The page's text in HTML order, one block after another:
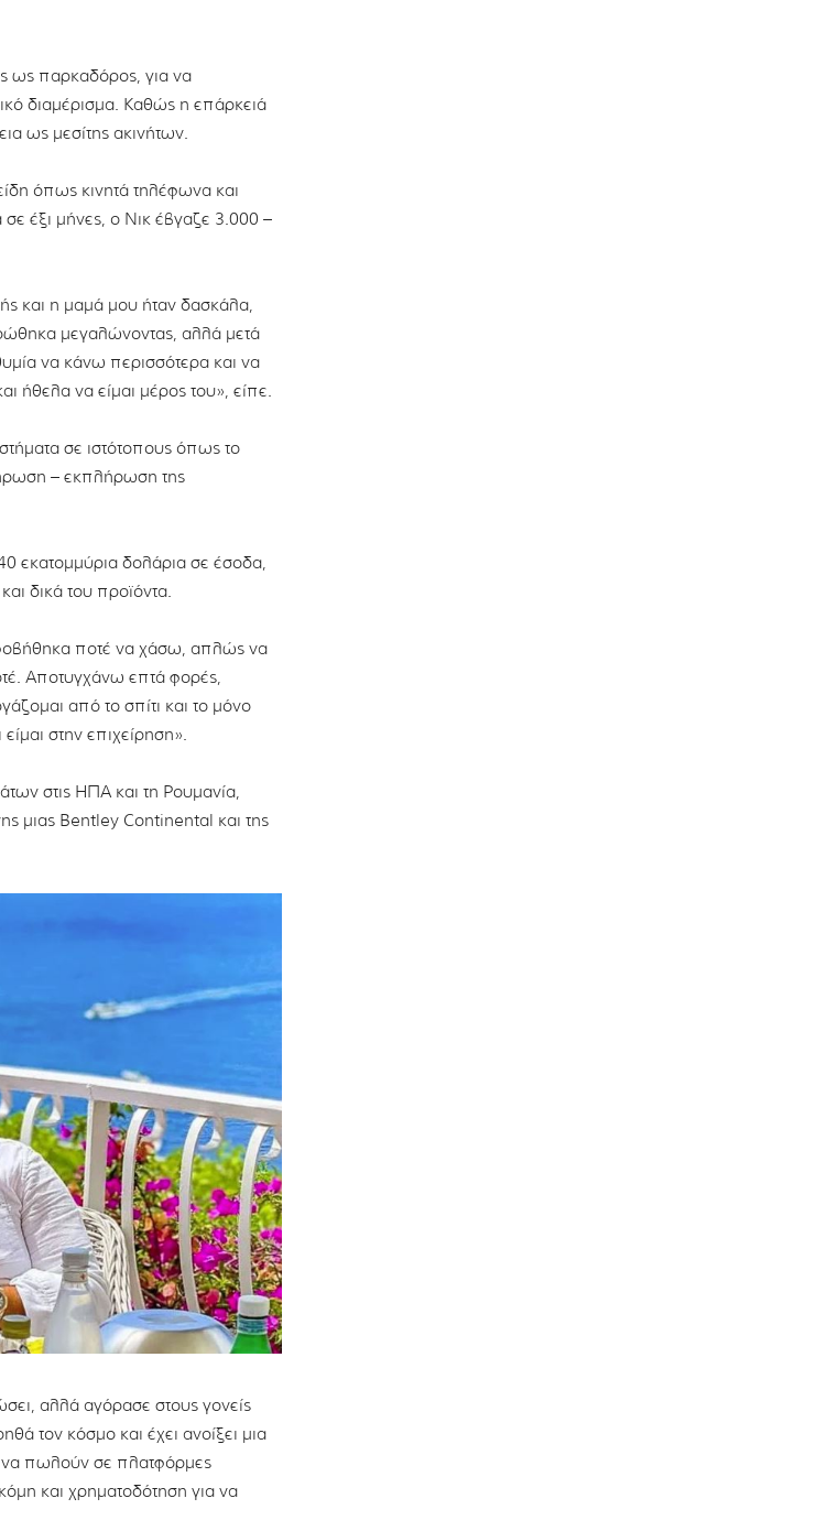
ως παρκαδόρος, για να
διαμέρισμα. Καθώς η επάρκειά
ως μεσίτης ακινήτων.
όπως κινητά τηλέφωνα και
έξι μήνες, ο Νικ έβγαζε 3.000 –
και η μαμά μου ήταν δασκάλα,
μεγαλώνοντας, αλλά μετά
να κάνω περισσότερα και να
ήθελα να είμαι μέρος του», είπε.
σε ιστότοπους όπως το
– εκπλήρωση της
εκατομμύρια δολάρια σε έσοδα,
δικά του προϊόντα.
φοβήθηκα ποτέ να χάσω, απλώς να
Αποτυγχάνω επτά φορές,
από το σπίτι και το μόνο
στην επιχείρηση».
στις ΗΠΑ και τη Ρουμανία,
μιας Bentley Continental και της
αλλά αγόρασε στους γονείς
τον κόσμο και έχει ανοίξει μια
να πωλούν σε πλατφόρμες
και χρηματοδότηση για να